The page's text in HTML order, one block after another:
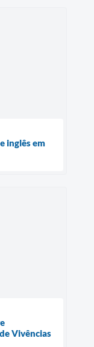
inglês em
Vivências